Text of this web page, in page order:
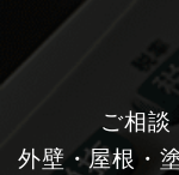
ご相談
外壁・屋根・